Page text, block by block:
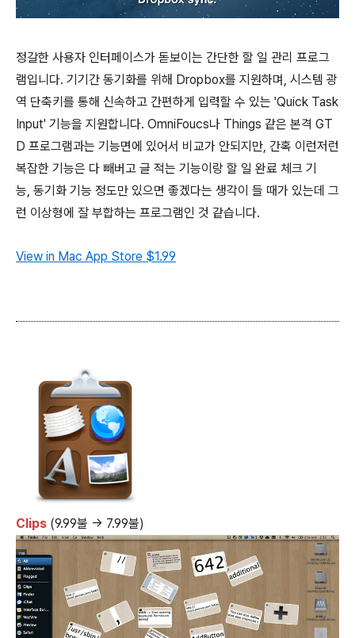
정갈한 사용자 인터페이스가 돋보이는 간단한 할 일 관리 프로그
램입니다. 기기간 동기화를 위해 Dropbox를 지원하며, 시스템 광
역 단축키를 통해 신속하고 간편하게 입력할 수 있는 'Quick Task
Input' 기능을 지원합니다. OmniFoucs나 Things 같은 본격 GT
D 프로그램과는 기능면에 있어서 비교가 안되지만, 간혹 이런저런
복잡한 기능은 다 빼버고 글 적는 기능이랑 할 일 완료 체크 기
능, 동기화 기능 정도만 있으면 좋겠다는 생각이 들 때가 있는데 그
런 이상형에 잘 부합하는 프로그램인 것 같습니다.
View in Mac App Store $1.99
Clips (9.99불 → 7.99불)